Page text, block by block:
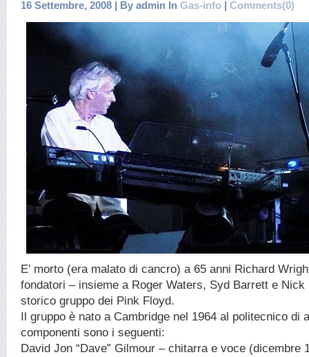
16 Settembre, 2008 | By admin In Gas-info | Comments(0)
E’ morto (era malato di cancro) a 65 anni Richard
fondatori – insieme a Roger Waters, Syd Barrett e Nick
storico gruppo dei Pink Floyd.
Il gruppo è nato a Cambridge nel 1964 al politecnico di
componenti sono i seguenti:
David Jon “Dave” Gilmour – chitarra e voce (dicembre